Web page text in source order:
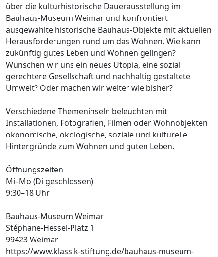
über die kulturhistorische Dauerausstellung im
Bauhaus-Museum Weimar und konfrontiert
ausgewählte historische Bauhaus-Objekte mit aktuellen
Herausforderungen rund um das Wohnen. Wie kann
zukünftig gutes Leben und Wohnen gelingen?
Wünschen wir uns ein neues Utopia, eine sozial
gerechtere Gesellschaft und nachhaltig gestaltete
Umwelt? Oder machen wir weiter wie bisher?
Verschiedene Themeninseln beleuchten mit
Installationen, Fotografien, Filmen oder Wohnobjekten
ökonomische, ökologische, soziale und kulturelle
Hintergründe zum Wohnen und guten Leben.
Öffnungszeiten
Mi–Mo (Di geschlossen)
9:30–18 Uhr
Bauhaus-Museum Weimar
Stéphane-Hessel-Platz 1
99423 Weimar
https://www.klassik-stiftung.de/bauhaus-museum-